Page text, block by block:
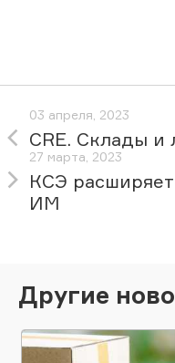
03 апреля, 2023
CRE. Склады и
27 марта, 2023
КСЭ
ИМ
Другие